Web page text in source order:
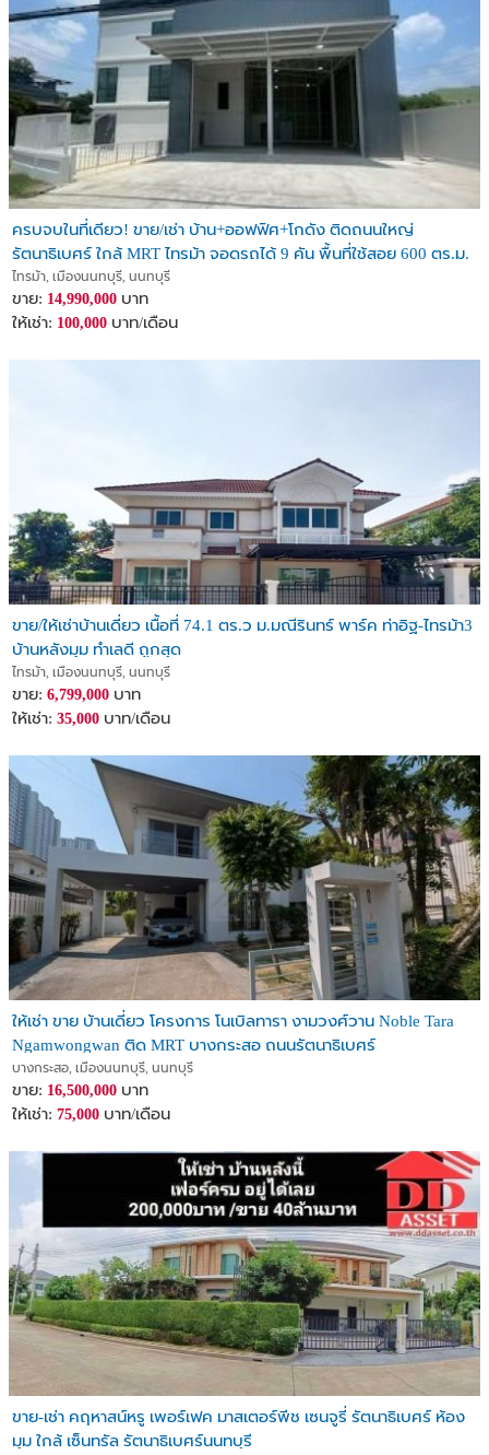
- Public park
- Access card control
- Security alarm system with magnetic and shock sensors
- 3-meter-high perimeter fence
- 24-hour security
Price: 9,400,000 THB (9.4 million Baht)
Rental price : 45,000 per month
Agents welcome. Commission can be added to the price.
Contact :
Mr. Pichai: 087-776-6655
ID: pichai_tl
ครบจบในที่เดียว! ขาย/เช่า บ้าน+ออฟฟิศ+โกดัง ติดถนนใหญ่
รัตนาธิเบศร์ ใกล้ MRT ไทรม้า จอดรถได้ 9 คัน พื้นที่ใช้สอย 600 ตร.ม.
ไทรม้า, เมืองนนทบุรี, นนทบุรี
ขาย: 14,990,000 บาท
ให้เช่า: 100,000 บาท/เดือน
ขาย/ให้เช่าบ้านเดี่ยว เนื้อที่ 74.1 ตร.ว ม.มณีรินทร์ พาร์ค ท่าอิฐ-ไทรม้า3
บ้านหลังมุม ทำเลดี ถูกสุด
ไทรม้า, เมืองนนทบุรี, นนทบุรี
ขาย: 6,799,000 บาท
ให้เช่า: 35,000 บาท/เดือน
ให้เช่า ขาย บ้านเดี่ยว โครงการ โนเบิลทารา งามวงศ์วาน Noble Tara
Ngamwongwan ติด MRT บางกระสอ ถนนรัตนาธิเบศร์
บางกระสอ, เมืองนนทบุรี, นนทบุรี
ขาย: 16,500,000 บาท
ให้เช่า: 75,000 บาท/เดือน
ขาย-เช่า คฤหาสน์หรู เพอร์เฟค มาสเตอร์พีช เซนจูรี่ รัตนาธิเบศร์ ห้อง
มุม ใกล้ เซ็นทรัล รัตนาธิเบศร์นนทบุรี